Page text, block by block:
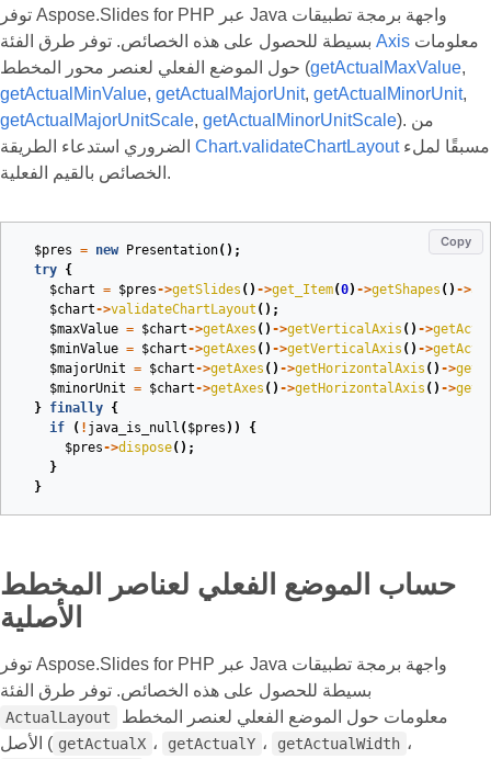
توفر Aspose.Slides for PHP عبر Java واجهة برمجة تطبيقات
Axis
حول الموضع الفعلي لعنصر محور المخطط (getActualMaxValue,
getActualMinValue, getActualMajorUnit, getActualMinorUnit,
getActualMajorUnitScale, getActualMinorUnitScale). من
Chart.validateChartLayoutمسبقًا لملء
الخصائص بالقيم الفعلية.
Copy
$pres = new Presentation();
try {
$chart = $pres->getSlides () ->get_Item(0) ->getShapes () ->
$chart->validateChartLayout ();
$maxValue = $chart->getAxes () ->getVerticalAxis () ->
$minValue = $chart->getAxes () ->getVerticalAxis () ->
$majorUnit = $chart->getAxes () ->getHorizontalAxis () ->
$minorUnit = $chart->getAxes () ->getHorizontalAxis () ->
} finally {
if
( ! java_is_null ( $pres ))
{
$pres->dispose();
}
}
حساب الموضع الفعلي لعناصر المخطط
الأصلية
توفر Aspose.Slides for PHP عبر Java واجهة برمجة تطبيقات
بسيطة للحصول على هذه الخصائص. توفر طرق الفئة
ActualLayout
الأصل ( getActualX ، getActualY ، getActualWidth ،